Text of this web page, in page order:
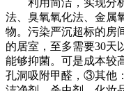
利用简洁，实现分析
法、臭氧氧化法、金属
物。污染严沉超标的房
的居室，至多需要30天
能够抑菌。可是成本较
孔洞吸附甲醛，③其他